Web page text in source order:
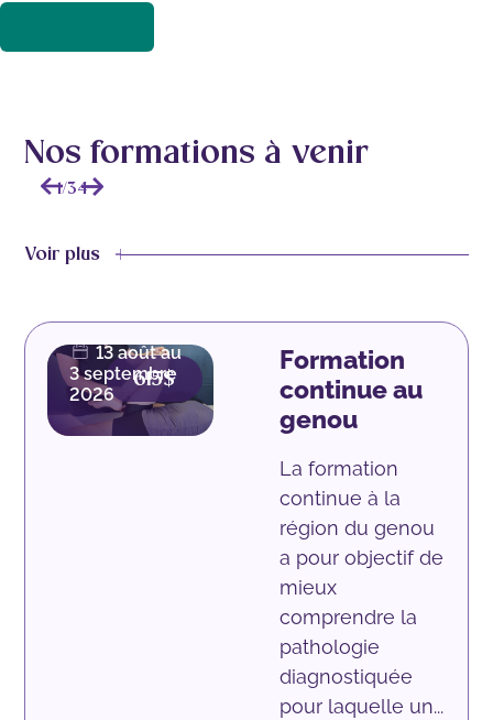
Nos formations à venir
1/34
Voir plus
615$
Présentiel
13 août au
3 septembre
2026
Formation
continue au
genou
La formation
continue à la
région du genou
a pour objectif de
mieux
comprendre la
pathologie
diagnostiquée
pour laquelle un...